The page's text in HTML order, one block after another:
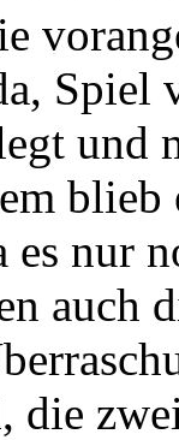
Spiel
und
blieb
es nur
auch
die